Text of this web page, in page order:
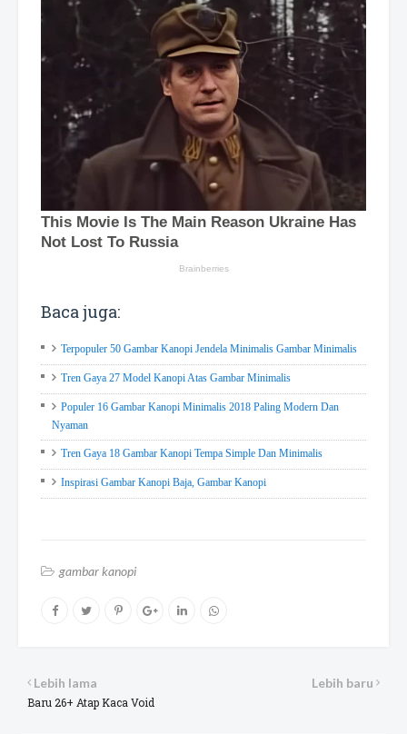
Baca juga:
Terpopuler 50 Gambar Kanopi Jendela Minimalis Gambar Minimalis
Tren Gaya 27 Model Kanopi Atas Gambar Minimalis
Populer 16 Gambar Kanopi Minimalis 2018 Paling Modern Dan
Nyaman
Tren Gaya 18 Gambar Kanopi Tempa Simple Dan Minimalis
Inspirasi Gambar Kanopi Baja, Gambar Kanopi
gambar kanopi
Lebih baru
Lebih lama
Baru 26+ Atap Kaca Void